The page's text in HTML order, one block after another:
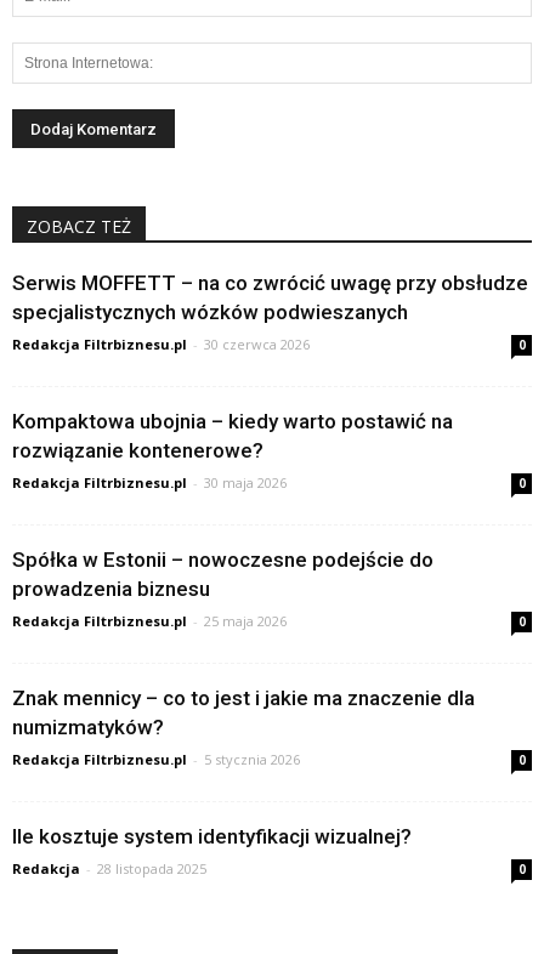
ZOBACZ TEŻ
Serwis MOFFETT – na co zwrócić uwagę przy obsłudze
specjalistycznych wózków podwieszanych
Redakcja Filtrbiznesu.pl - 30 czerwca 2026 0
Kompaktowa ubojnia – kiedy warto postawić na
rozwiązanie kontenerowe?
Redakcja Filtrbiznesu.pl - 30 maja 2026 0
Spółka w Estonii – nowoczesne podejście do
prowadzenia biznesu
Redakcja Filtrbiznesu.pl - 25 maja 2026 0
Znak mennicy – co to jest i jakie ma znaczenie dla
numizmatyków?
Redakcja Filtrbiznesu.pl - 5 stycznia 2026 0
Ile kosztuje system identyfikacji wizualnej?
Redakcja - 28 listopada 2025 0